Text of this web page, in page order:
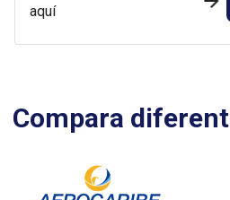
aquí
Compara